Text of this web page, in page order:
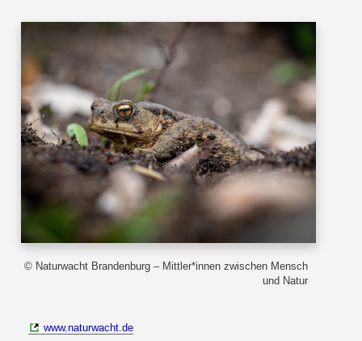
© Naturwacht Brandenburg – Mittler*innen zwischen Mensch
und Natur
www.naturwacht.de